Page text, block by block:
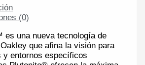
(0)
es una nueva tecnología de
Oakley que afina la visión para
y entornos específicos